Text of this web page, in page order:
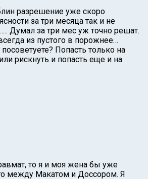
разрешение уже скоро
за три месяца так и не
Думал за три мес уж точно решат.
из пустого в порожнее…
Попасть только на
рискнуть и попасть еще и на
то я и моя жена бы уже
между Макатом и Доссором. Я